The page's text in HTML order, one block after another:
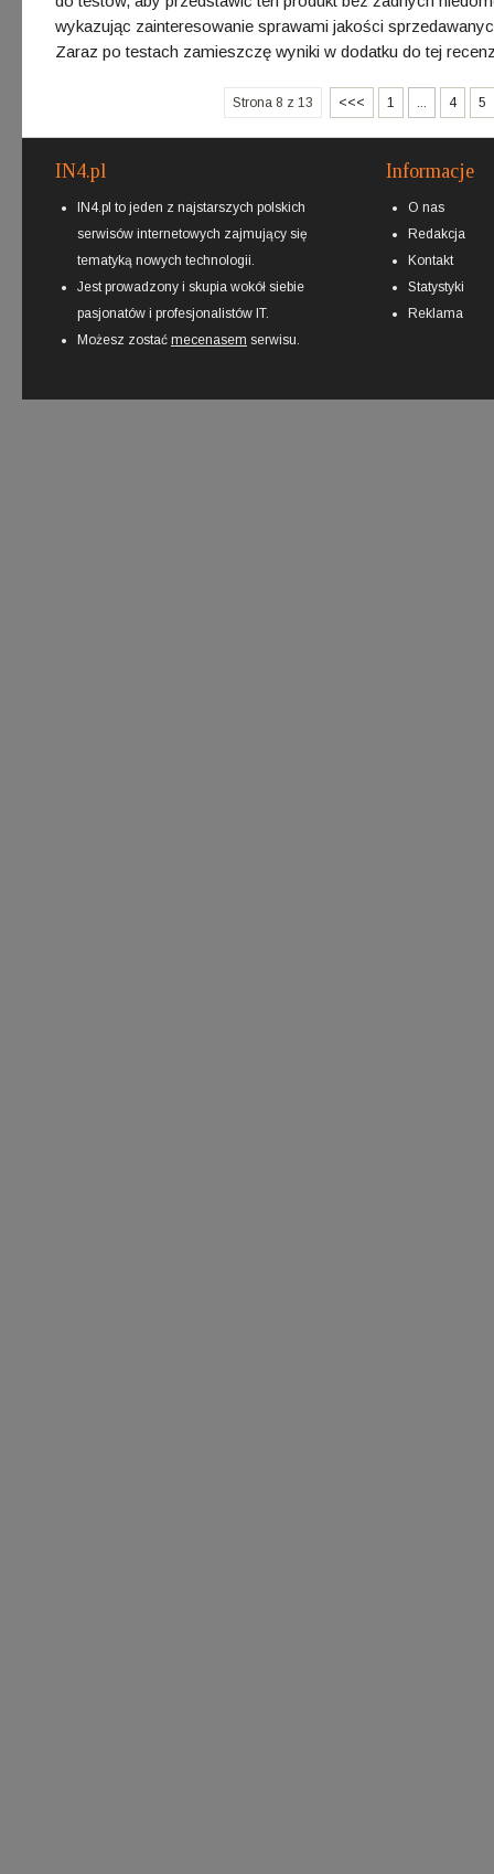
wykazując zainteresowanie sprawami jakości
Zaraz po testach zamieszczę wyniki w dodatku do tej
Strona 8 z 13 <<< 1 ... 4 5
IN4.pl
IN4.pl to jeden z najstarszych polskich
serwisów internetowych zajmujący się
tematyką nowych technologii.
Jest prowadzony i skupia wokół siebie
pasjonatów i profesjonalistów IT.
Możesz zostać mecenasem serwisu.
Informacje
O nas
Redakcja
Kontakt
Statystyki
Reklama